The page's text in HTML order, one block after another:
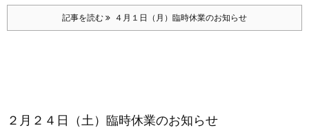
記事を読む ４月１日（月）臨時休業のお知らせ
２月２４日（土）臨時休業のお知らせ